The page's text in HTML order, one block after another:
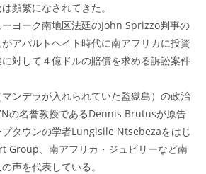
頻繁になされてきた。
ヨーク南地区法廷のJohn Sprizzo判事の
アパルトヘイト時代に南アフリカに投資
対して４億ドルの賠償を求める訴訟案件
ンデラが入れられていた監獄島）の政治
の名誉教授であるDennis Brutusが原告
タウンの学者Lungisile Ntsebezaをはじ
、南アフリカ・ジュビリーなど南
声を代表している。